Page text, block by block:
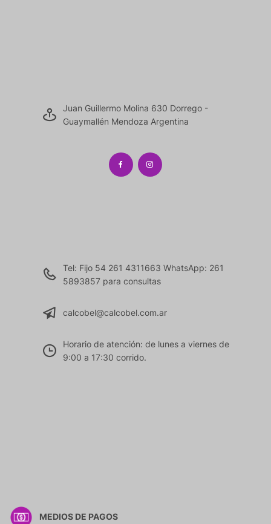
Juan Guillermo Molina 630 Dorrego -
Guaymallén Mendoza Argentina
Tel: Fijo 54 261 4311663 WhatsApp: 261
5893857 para consultas
calcobel@calcobel.com.ar
Horario de atención: de lunes a viernes de
9:00 a 17:30 corrido.
MEDIOS DE PAGOS